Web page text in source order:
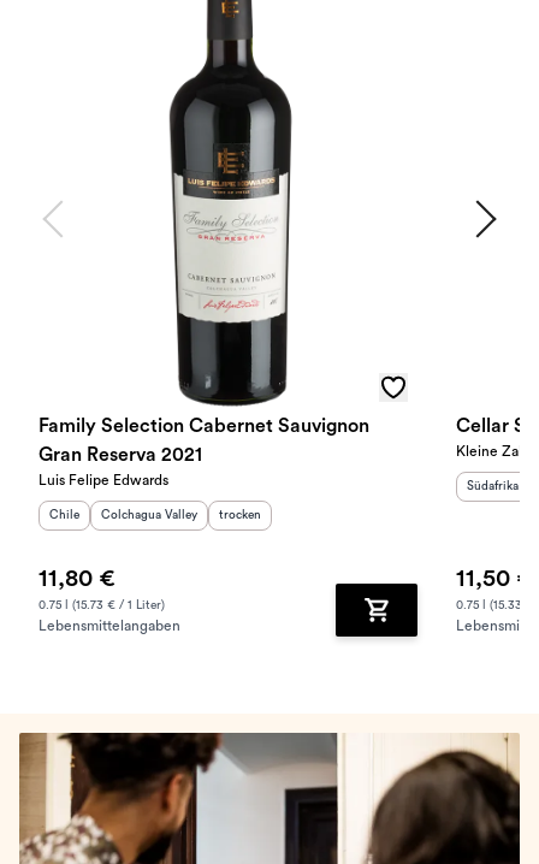
Family Selection Cabernet Sauvignon
Gran Reserva 2021
Luis Felipe Edwards
Herkunftsland:
Chile Herkunftsregion:
Colchagua Valley Geschmack
trocken
11,80 €
0.75 l (15.73 € / 1 Liter)
Lebensmittelangaben Zum Warenkorb
Cellar
Kleine Zalze
Südafrika
11,50 €
0.75 l (15.33 €